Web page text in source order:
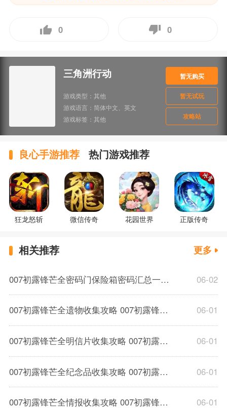
0 0
三角洲行动
游戏类型：其他
游戏语言：简体中文、英文
游戏标签：其他
暂无购买
暂无试玩
攻略站
良心手游推荐 热门游戏推荐
狂龙怒斩 微信传奇 花园世界 正版传奇
相关推荐 更多
007初露锋芒全密码门保险箱密码汇总一览 007初露锋芒全密码整合分享 06-02
007初露锋芒全遗物收集攻略 007初露锋芒全章节遗物收集位置分享 06-01
007初露锋芒全明信片收集攻略 007初露锋全章节明信片收集位置分享 06-01
007初露锋芒全纪念品收集攻略 007初露锋芒全章节纪念品收集位置分享 06-01
007初露锋芒全情报收集攻略 007初露锋芒全章节情报位置分享 06-01